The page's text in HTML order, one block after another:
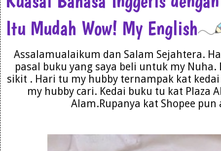
Itu Mudah Wow! My English
Assalamualaikum dan Salam Sejahtera.
pasal buku yang saya beli untuk my
sikit . Hari tu my hubby ternampak kat
my hubby cari. Kedai buku tu kat Plaza
Alam.Rupanya kat Shopee pun